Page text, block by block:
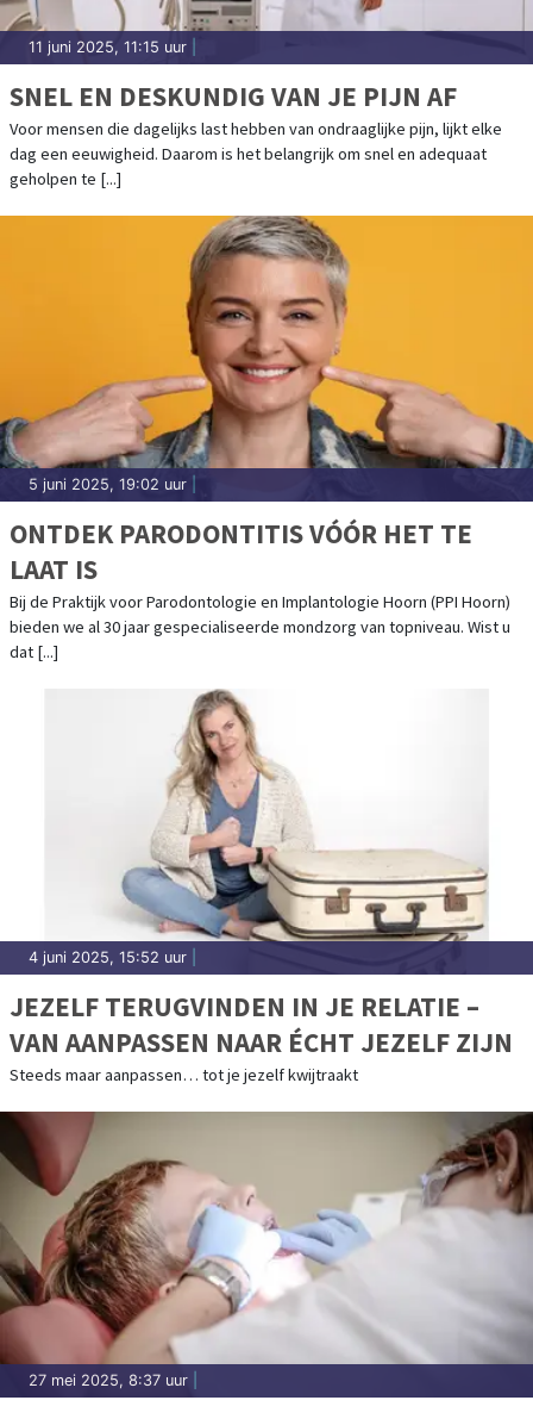
11 juni 2025, 11:15 uur
SNEL EN DESKUNDIG VAN JE PIJN AF
Voor mensen die dagelijks last hebben van ondraaglijke pijn, lijkt elke
dag een eeuwigheid. Daarom is het belangrijk om snel en adequaat
geholpen te [...]
5 juni 2025, 19:02 uur
ONTDEK PARODONTITIS VÓÓR HET TE
LAAT IS
Bij de Praktijk voor Parodontologie en Implantologie Hoorn (PPI Hoorn)
bieden we al 30 jaar gespecialiseerde mondzorg van topniveau. Wist u
dat [...]
4 juni 2025, 15:52 uur
JEZELF TERUGVINDEN IN JE RELATIE –
VAN AANPASSEN NAAR ÉCHT JEZELF ZIJN
Steeds maar aanpassen… tot je jezelf kwijtraakt
27 mei 2025, 8:37 uur